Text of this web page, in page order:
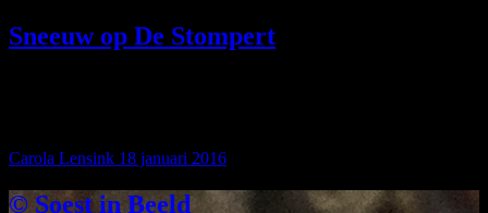
Sneeuw op De Stompert
Carola Lensink 18 januari 2016
© Soest in Beeld